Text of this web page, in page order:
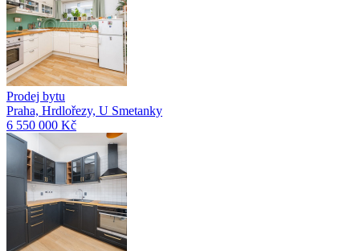
Prodej bytu
Praha, Hrdlořezy, U Smetanky
6 550 000 Kč